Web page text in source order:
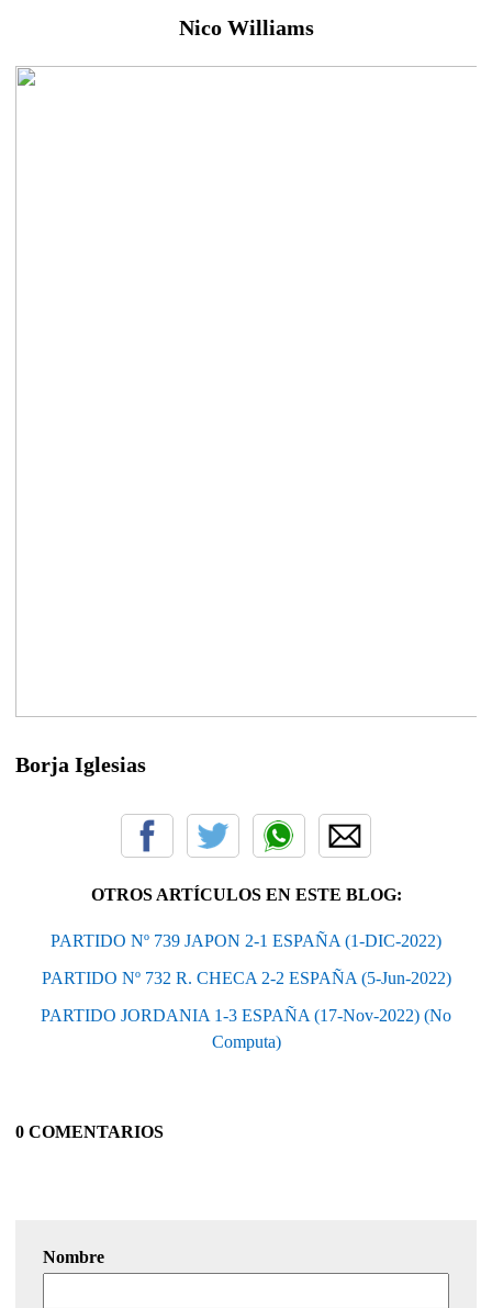
Nico Williams
Borja Iglesias
OTROS ARTÍCULOS EN ESTE BLOG:
PARTIDO Nº 739 JAPON 2-1 ESPAÑA (1-DIC-2022)
PARTIDO Nº 732 R. CHECA 2-2 ESPAÑA (5-Jun-2022)
PARTIDO JORDANIA 1-3 ESPAÑA (17-Nov-2022) (No
Computa)
0 COMENTARIOS
Nombre